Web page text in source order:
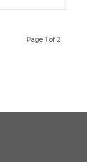
Page 1 of 2